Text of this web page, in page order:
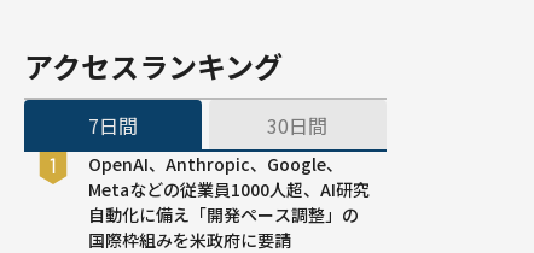
アクセスランキング
7日間 30日間
OpenAI、Anthropic、Google、
Metaなどの従業員1000人超、AI研究
自動化に備え「開発ペース調整」の
国際枠組みを米政府に要請